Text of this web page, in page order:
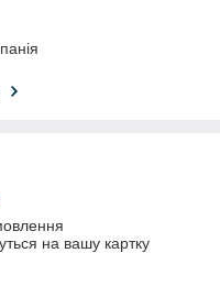
на вашу картку